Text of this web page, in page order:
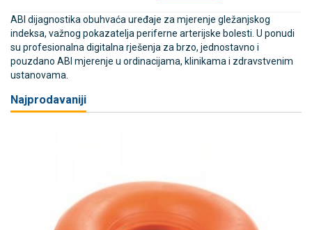
ABI dijagnostika obuhvaća uređaje za mjerenje gležanjskog
indeksa, važnog pokazatelja periferne arterijske bolesti. U ponudi
su profesionalna digitalna rješenja za brzo, jednostavno i
pouzdano ABI mjerenje u ordinacijama, klinikama i zdravstvenim
ustanovama.
Najprodavaniji